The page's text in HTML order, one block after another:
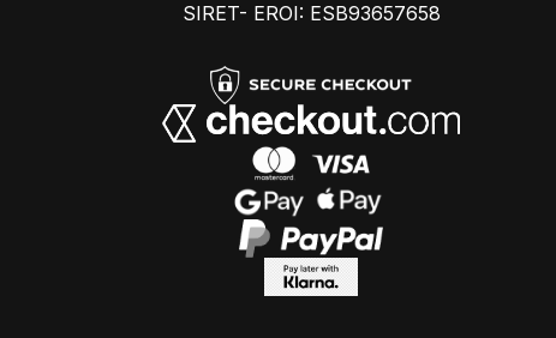
SIRET- EROI: ESB93657658